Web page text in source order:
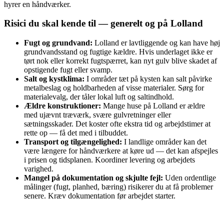
hyrer en håndværker.
Risici du skal kende til — generelt og på Lolland
Fugt og grundvand: Lolland er lavtliggende og kan have høj
grundvandsstand og fugtige kældre. Hvis underlaget ikke er
tørt nok eller korrekt fugtspærret, kan nyt gulv blive skadet af
opstigende fugt eller svamp.
Salt og kystklima: I områder tæt på kysten kan salt påvirke
metalbeslag og holdbarheden af visse materialer. Sørg for
materialevalg, der tåler lokal luft og saltindhold.
Ældre konstruktioner: Mange huse på Lolland er ældre
med ujævnt træværk, svære gulvretninger eller
sætningsskader. Det koster ofte ekstra tid og arbejdstimer at
rette op — få det med i tilbuddet.
Transport og tilgængelighed: I landlige områder kan det
være længere for håndværkere at køre ud — det kan afspejles
i prisen og tidsplanen. Koordiner levering og arbejdets
varighed.
Mangel på dokumentation og skjulte fejl: Uden ordentlige
målinger (fugt, planhed, bæring) risikerer du at få problemer
senere. Kræv dokumentation før arbejdet starter.